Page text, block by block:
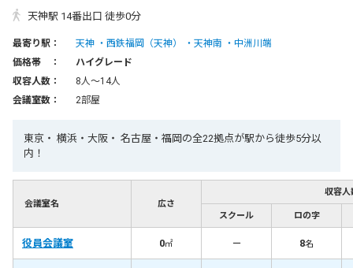
天神駅 14番出口 徒歩0分
最寄り駅： 天神 西鉄福岡（天神） 天神南
中洲川端
価格帯 ：
ハイグレード
収容人数：
8人〜14人
会議室数：
2部屋
東京・ 横浜・大阪・ 名古屋・福岡の全22拠点が駅から徒歩5分以
内！
会議室名 広さ
収容人
スクール ロの字
役員会議室 0㎡ － 8名